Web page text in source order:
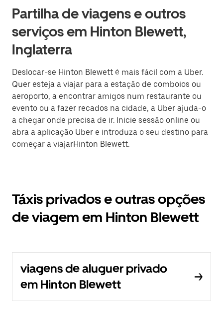
Partilha de viagens e outros
serviços em Hinton Blewett,
Inglaterra
Deslocar-se Hinton Blewett é mais fácil com a Uber.
Quer esteja a viajar para a estação de comboios ou
aeroporto, a encontrar amigos num restaurante ou
evento ou a fazer recados na cidade, a Uber ajuda-o
a chegar onde precisa de ir. Inicie sessão online ou
abra a aplicação Uber e introduza o seu destino para
começar a viajarHinton Blewett.
Táxis privados e outras opções
de viagem em Hinton Blewett
viagens de aluguer privado
em Hinton Blewett